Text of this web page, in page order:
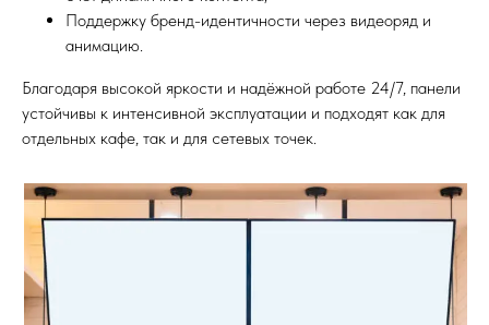
Поддержку бренд-идентичности через видеоряд и
анимацию.
Благодаря высокой яркости и надёжной работе 24/7, панели
устойчивы к интенсивной эксплуатации и подходят как для
отдельных кафе, так и для сетевых точек.